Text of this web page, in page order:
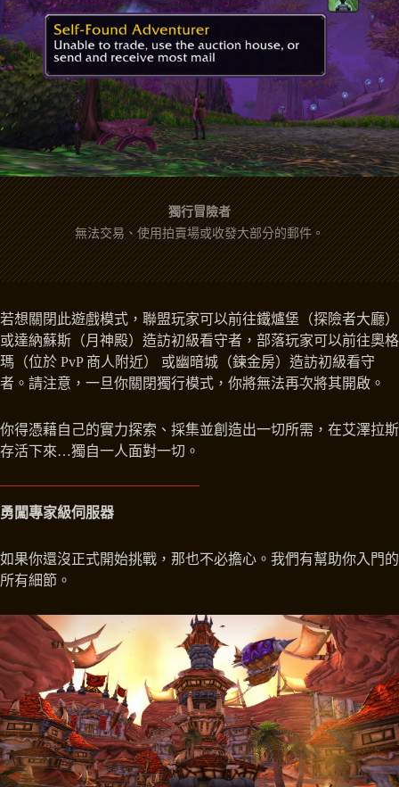
獨行冒險者
無法交易、使用拍賣場或收發大部分的郵件。
若想關閉此遊戲模式，聯盟玩家可以前往鐵爐堡（探險者大廳）
或達納蘇斯（月神殿）造訪初級看守者，部落玩家可以前往奧格
瑪（位於 PvP 商人附近） 或幽暗城（鍊金房）造訪初級看守
者。請注意，一旦你關閉獨行模式，你將無法再次將其開啟。
你得憑藉自己的實力探索、採集並創造出一切所需，在艾澤拉斯
存活下來…獨自一人面對一切。
勇闖專家級伺服器
如果你還沒正式開始挑戰，那也不必擔心。我們有幫助你入門的
所有細節。